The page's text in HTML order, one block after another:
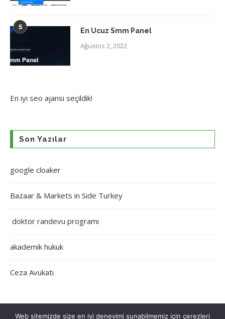
5 En Ucuz Smm Panel
Ağustos 2, 2022
En iyi seo ajansı seçildik!
Son Yazılar
google cloaker
Bazaar & Markets in Side Turkey
doktor randevu programı
akademik hukuk
Ceza Avukatı
Web sitemizde size en iyi deneyimi sunabilmemiz için çerezleri